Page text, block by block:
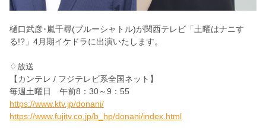
樋口武彦･嵐千尋(ブルーシャトル)が関西テレビ「土曜はナニす
る!?」4月期イケドラに出演いたします。
♢放送
【カンテレ / フジテレビ系全国ネット】
毎週土曜日 午前8：30～9：55
https://www.ktv.jp/donani/
https://www.fujitv.co.jp/b_hp/donani/index.html